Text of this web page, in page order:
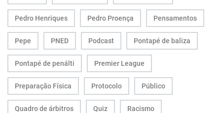
Pedro Henriques Pedro Proença Pensamentos
Pepe PNED Podcast Pontapé de baliza
Pontapé de penálti Premier League
Preparação Física Protocolo Público
Quadro de árbitros Quiz Racismo